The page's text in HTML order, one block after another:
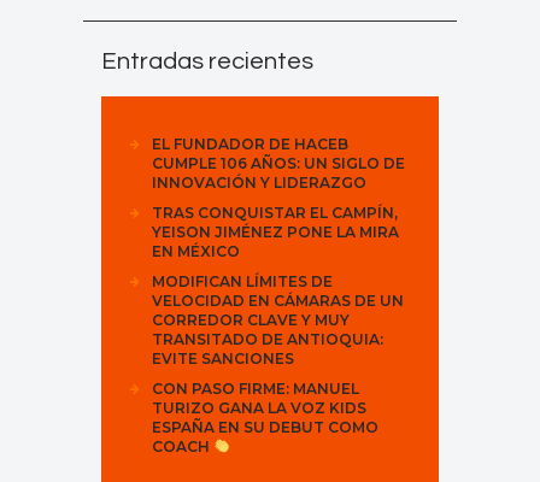
Entradas recientes
EL FUNDADOR DE HACEB
CUMPLE 106 AÑOS: UN SIGLO DE
INNOVACIÓN Y LIDERAZGO
TRAS CONQUISTAR EL CAMPÍN,
YEISON JIMÉNEZ PONE LA MIRA
EN MÉXICO
MODIFICAN LÍMITES DE
VELOCIDAD EN CÁMARAS DE UN
CORREDOR CLAVE Y MUY
TRANSITADO DE ANTIOQUIA:
EVITE SANCIONES
CON PASO FIRME: MANUEL
TURIZO GANA LA VOZ KIDS
ESPAÑA EN SU DEBUT COMO
COACH